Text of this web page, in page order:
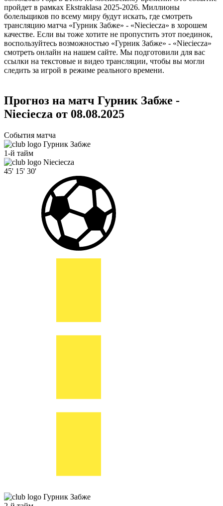
пройдет в рамках Ekstraklasa 2025-2026. Миллионы
болельщиков по всему миру будут искать, где смотреть
трансляцию матча «Гурник Забже» - «Nieciecza» в хорошем
качестве. Если вы тоже хотите не пропустить этот поединок,
воспользуйтесь возможностью «Гурник Забже» - «Nieciecza»
смотреть онлайн на нашем сайте. Мы подготовили для вас
ссылки на текстовые и видео трансляции, чтобы вы могли
следить за игрой в режиме реального времени.
Прогноз на матч Гурник Забже -
Nieciecza от 08.08.2025
События матча
Гурник Забже
1-й тайм
Nieciecza
45' 15' 30'
Гурник Забже